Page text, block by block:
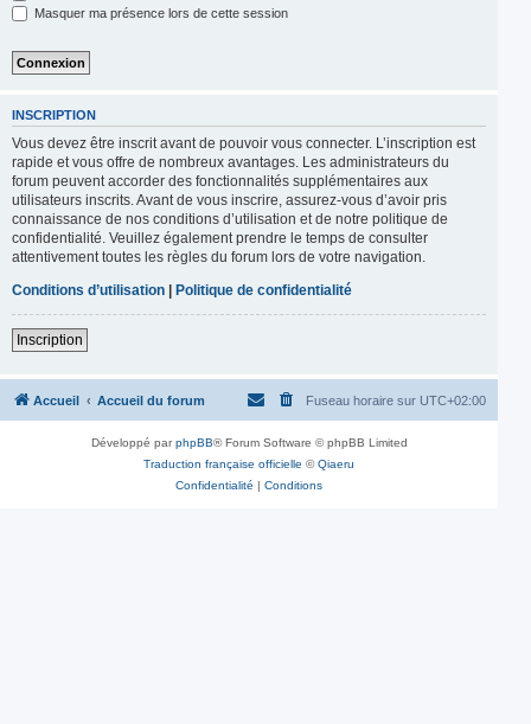
Masquer ma présence lors de cette session
INSCRIPTION
Vous devez être inscrit avant de pouvoir vous connecter. L’inscription est
rapide et vous offre de nombreux avantages. Les administrateurs du
forum peuvent accorder des fonctionnalités supplémentaires aux
utilisateurs inscrits. Avant de vous inscrire, assurez-vous d’avoir pris
connaissance de nos conditions d’utilisation et de notre politique de
confidentialité. Veuillez également prendre le temps de consulter
attentivement toutes les règles du forum lors de votre navigation.
Conditions d’utilisation | Politique de confidentialité
Inscription
Accueil Accueil du forum Fuseau horaire sur UTC+02:00
Développé parphpBB® Forum Software © phpBB Limited
Traduction française officielle ©Qiaeru
Confidentialité | Conditions